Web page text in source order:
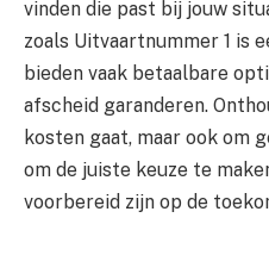
vinden die past bij jouw
zoals Uitvaartnummer 1 is
bieden vaak betaalbare
afscheid garanderen.
kosten gaat, maar ook om
om de juiste keuze te
voorbereid zijn op de